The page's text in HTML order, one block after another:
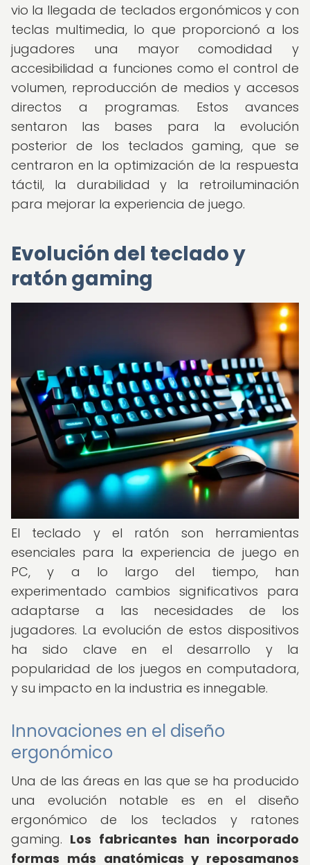
vio la llegada de teclados ergonómicos y con
teclas multimedia, lo que proporcionó a los
jugadores una mayor comodidad y
accesibilidad a funciones como el control de
volumen, reproducción de medios y accesos
directos a programas. Estos avances
sentaron las bases para la evolución
posterior de los teclados gaming, que se
centraron en la optimización de la respuesta
táctil, la durabilidad y la retroiluminación
para mejorar la experiencia de juego.
Evolución del teclado y
ratón gaming
El teclado y el ratón son herramientas
esenciales para la experiencia de juego en
PC, y a lo largo del tiempo, han
experimentado cambios significativos para
adaptarse a las necesidades de los
jugadores. La evolución de estos dispositivos
ha sido clave en el desarrollo y la
popularidad de los juegos en computadora,
y su impacto en la industria es innegable.
Innovaciones en el diseño
ergonómico
Una de las áreas en las que se ha producido
una evolución notable es en el diseño
ergonómico de los teclados y ratones
gaming. Los fabricantes han incorporado
formas más anatómicas y reposamanos